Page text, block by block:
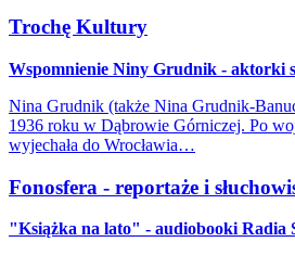
Trochę Kultury
Wspomnienie Niny Grudnik - aktorki
Nina Grudnik (także Nina Grudnik-
1936 roku w Dąbrowie Górniczej. Po
wyjechała do Wrocławia…
Fonosfera - reportaże i
"Książka na lato" - audiobooki Radia